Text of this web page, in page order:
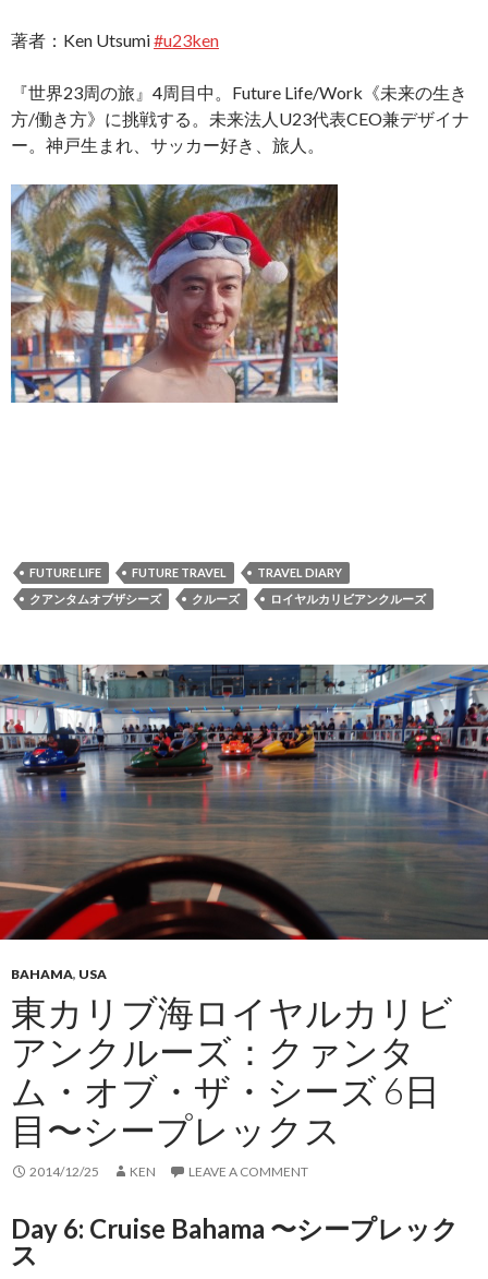
著者：Ken Utsumi#u23ken
『世界23周の旅』4周目中。Future Life/Work《未来の生き
方/働き方》に挑戦する。未来法人U23代表CEO兼デザイナ
ー。神戸生まれ、サッカー好き、旅人。
FUTURE LIFE FUTURE TRAVEL
TRAVEL DIARY
クアンタムオブザシーズ
クルーズ ロイヤルカリビアンクルーズ
BAHAMA, USA
東カリブ海ロイヤルカリビ
アンクルーズ：クァンタ
ム・オブ・ザ・シーズ 6日
目〜シープレックス
2014/12/25 KEN LEAVE A COMMENT
Day 6: Cruise Bahama 〜シープレック
ス